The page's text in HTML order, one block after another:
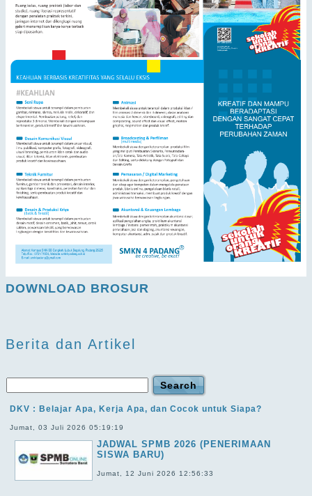
DOWNLOAD BROSUR
Berita dan Artikel
DKV : Belajar Apa, Kerja Apa, dan Cocok untuk Siapa?
Jumat, 03 Juli 2026 05:19:19
JADWAL SPMB 2026 (PENERIMAAN
SISWA BARU)
Jumat, 12 Juni 2026 12:56:33